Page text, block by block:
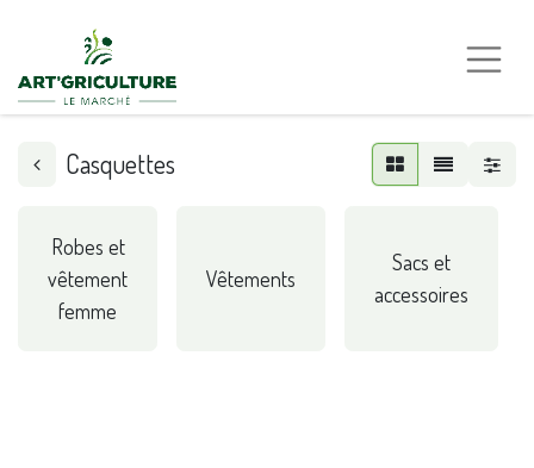
Casquettes
Robes et
vêtement
femme
Vêtements
Sacs et
accessoires